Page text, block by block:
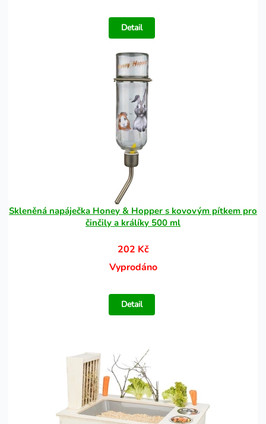
Detail
Skleněná napáječka Honey & Hopper s kovovým pítkem pro
činčily a králíky 500 ml
202 Kč
Vyprodáno
Detail